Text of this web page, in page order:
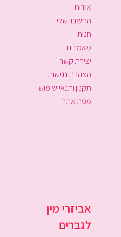
אודות
החשבון שלי
חנות
מאמרים
יצירת קשר
הצהרת נגישות
תקנון ותנאי שימוש
מפת אתר
אביזרי מין
לגברים